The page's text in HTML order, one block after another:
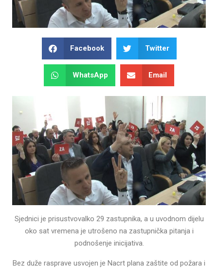
Facebook Twitter
WhatsApp Email
Sjednici je prisustvovalko 29 zastupnika, a u uvodnom dijelu
oko sat vremena je utrošeno na zastupnička pitanja i
podnošenje inicijativa.
Bez duže rasprave usvojen je Nacrt plana zaštite od požara i